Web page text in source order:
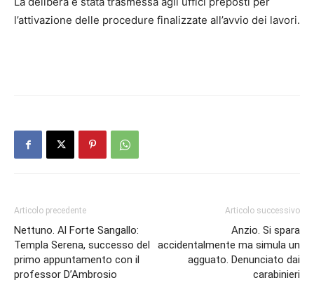
l’attivazione delle procedure finalizzate all’avvio dei lavori.
Articolo precedente
Nettuno. Al Forte Sangallo:
Templa Serena, successo del
primo appuntamento con il
professor D’Ambrosio
Articolo successivo
Anzio. Si spara
accidentalmente ma simula un
agguato. Denunciato dai
carabinieri